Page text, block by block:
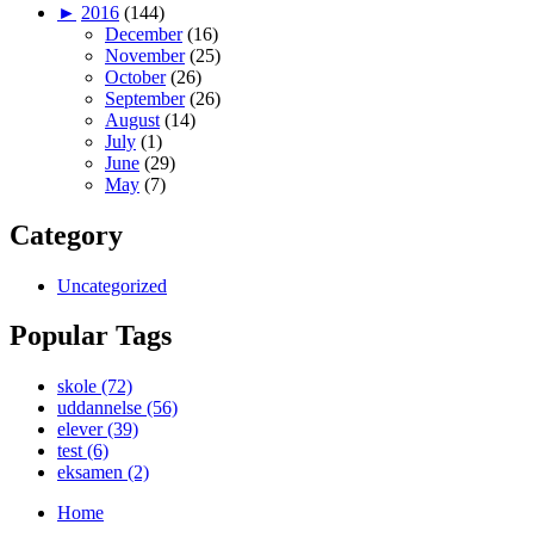
► 2016 (144)
December (16)
November (25)
October (26)
September (26)
August (14)
July (1)
June (29)
May (7)
Category
Uncategorized
Popular Tags
skole (72)
uddannelse (56)
elever (39)
test (6)
eksamen (2)
Home